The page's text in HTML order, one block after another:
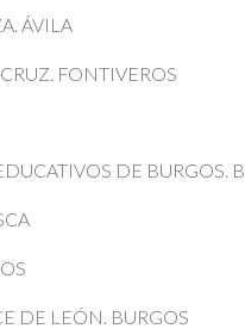
ÁVILA
FONTIVEROS
DE BURGOS.
DE LEÓN. BURGOS